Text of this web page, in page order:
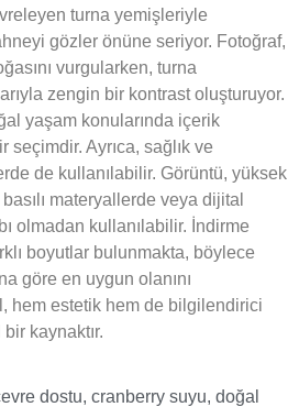
turna yemişleriyle
gözler önüne seriyor. Fotoğraf,
vurgularken, turna
zengin bir kontrast oluşturuyor.
yaşam konularında içerik
Ayrıca, sağlık ve
de kullanılabilir. Görüntü, yüksek
materyallerde veya dijital
olmadan kullanılabilir. İndirme
boyutlar bulunmakta, böylece
göre en uygun olanını
hem estetik hem de bilgilendirici
kaynaktır.
dostu, cranberry suyu, doğal